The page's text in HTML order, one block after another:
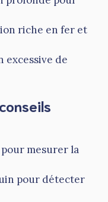
riche en fer et
excessive de
mesurer la
pour détecter